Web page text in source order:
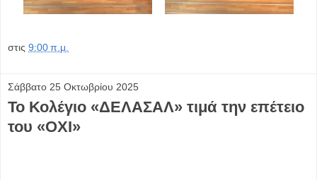
στις 9:00 π.μ.
Σάββατο 25 Οκτωβρίου 2025
Το Κολέγιο «ΔΕΛΑΣΑΛ» τιμά την επέτειο
του «ΟΧΙ»